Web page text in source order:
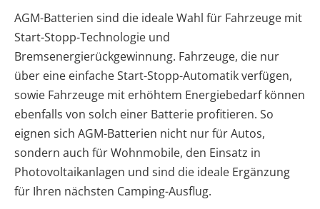
AGM-Batterien sind die ideale Wahl für Fahrzeuge mit
Start-Stopp-Technologie und
Bremsenergierückgewinnung. Fahrzeuge, die nur
über eine einfache Start-Stopp-Automatik verfügen,
sowie Fahrzeuge mit erhöhtem Energiebedarf können
ebenfalls von solch einer Batterie profitieren. So
eignen sich AGM-Batterien nicht nur für Autos,
sondern auch für Wohnmobile, den Einsatz in
Photovoltaikanlagen und sind die ideale Ergänzung
für Ihren nächsten Camping-Ausflug.